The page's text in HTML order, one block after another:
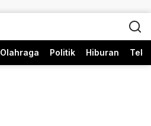
Olahraga Politik Hiburan